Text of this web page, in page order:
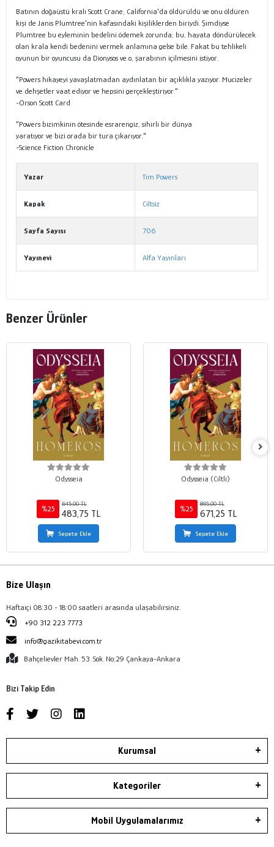
Batının doğaüstü kralı Scott Crane, California'da öldürüldü ve onu öldüren
kişi de Janis Plumtree'nin kafasındaki kişiliklerden biriydi. Şimdiyse
Plumtree bu eyleminin bedelini ödemek zorunda; bu, hayata döndürülecek
olan krala kendi bedenini vermek anlamına gelse bile. Fakat bu tehlikeli
oyunun bir oyuncusu da Dionysos ve o, şarabının içilmesini istiyor.
"Powers hikayeyi yavaşlatmadan aydınlatan bir açıklıkla yazıyor. Mucizeler
ve dehşetler vaat ediyor ve hepsini gerçekleştiriyor."
-Orson Scott Card
"Powers bizimkinin ötesinde esrarengiz, sihirli bir dünya
yaratıyor ve bizi orada bir tura çıkarıyor."
-Science Fiction Chronicle
Yazar Tim Powers
Kapak Ciltsiz
Sayfa Sayısı 706
Yayınevi Alfa Yayınları
Benzer Ürünler
Odysseia
%25
645,00 TL
483,75 TL
Sepete Ekle
Odysseia (Ciltli)
%25
895,00 TL
671,25 TL
Sepete Ekle
Bize Ulaşın
Haftaiçi 08:30 - 18:00 saatleri arasında ulaşabilirsiniz.
+90 312 223 7773
info@gazikitabevi.com.tr
Bahçelievler Mah. 53. Sok. No:29 Çankaya-Ankara
Bizi Takip Edin
Kurumsal
Kategoriler
Mobil Uygulamalarımız